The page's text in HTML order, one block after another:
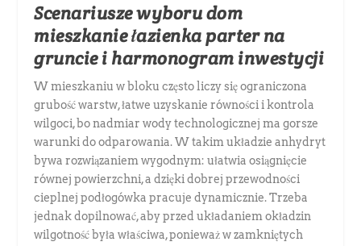
Scenariusze wyboru dom
mieszkanie łazienka parter na
gruncie i harmonogram inwestycji
W mieszkaniu w bloku często liczy się ograniczona
grubość warstw, łatwe uzyskanie równości i kontrola
wilgoci, bo nadmiar wody technologicznej ma gorsze
warunki do odparowania. W takim układzie anhydryt
bywa rozwiązaniem wygodnym: ułatwia osiągnięcie
równej powierzchni, a dzięki dobrej przewodności
cieplnej podłogówka pracuje dynamicznie. Trzeba
jednak dopilnować, aby przed układaniem okładzin
wilgotność była właściwa, ponieważ w zamkniętych